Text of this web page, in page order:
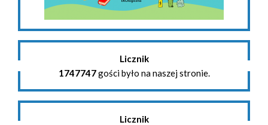
Licznik
1747747gości było na naszej stronie.
Licznik